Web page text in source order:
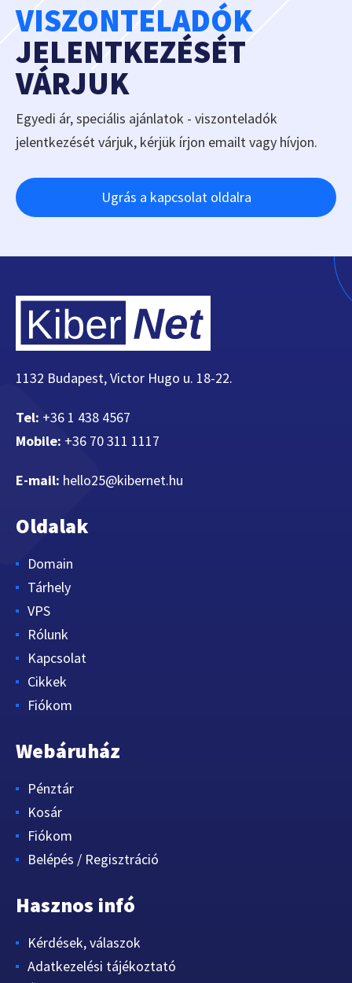
VISZONTELADÓK
JELENTKEZÉSÉT
VÁRJUK
Egyedi ár, speciális ajánlatok - viszonteladók
jelentkezését várjuk, kérjük írjon emailt vagy hívjon.
Ugrás a kapcsolat oldalra
1132 Budapest, Victor Hugo u. 18-22.
Tel: +36 1 438 4567
Mobile: +36 70 311 1117
E-mail: hello25@kibernet.hu
Oldalak
Domain
Tárhely
VPS
Rólunk
Kapcsolat
Cikkek
Fiókom
Webáruház
Pénztár
Kosár
Fiókom
Belépés / Regisztráció
Hasznos infó
Kérdések, válaszok
Adatkezelési tájékoztató